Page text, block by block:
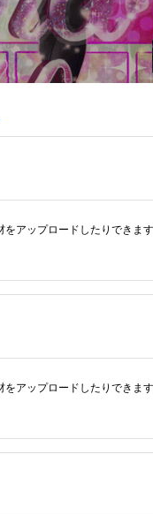
アップロードしたりできま
アップロードしたりできま